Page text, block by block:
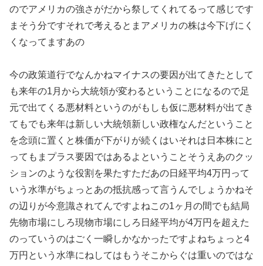
のでアメリカの強さがだから祭してくれてるって感じです
まそう分ですそれで考えるとまアメリカの株は今下げにく
くなってますあの
今の政策道行でなんかねマイナスの要因が出てきたとして
も来年の1月から大統領が変わるということになるので足
元で出てくる悪材料というのがもしも仮に悪材料が出てき
てもでも来年は新しい大統領新しい政権なんだということ
を念頭に置くと株価が下がりが続くはいそれは日本株にと
ってもまプラス要因ではあるよということそうえあのクッ
ションのような役割を果たすただあの日経平均4万円って
いう水準がちょっとあの抵抗感って言うんでしょうかねそ
の辺りが今意識されてんですよねこの1ヶ月の間でも結局
先物市場にしろ現物市場にしろ日経平均が4万円を超えた
のっていうのはごく一瞬しかなかったですよねちょっと4
万円という水準にねしてはもうそこからぐは重いのではな